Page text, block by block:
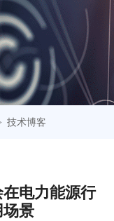
技术博客
电力能源行
景